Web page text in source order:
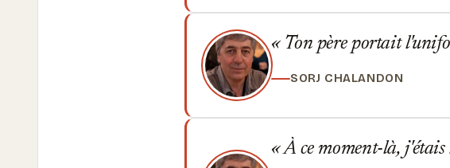
Ton père portait
SORJ CHALANDON
À ce moment-là, j'étais